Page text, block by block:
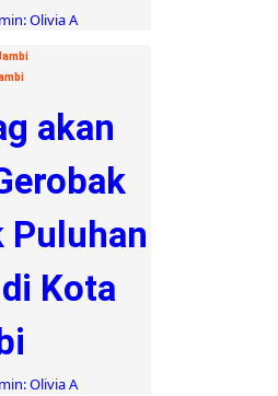
Olivia A
akan
Puluhan
Kota
Olivia A